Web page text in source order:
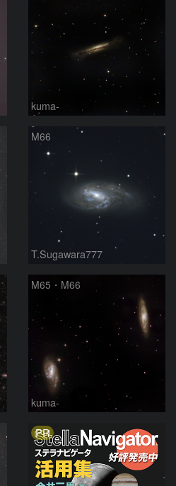
kuma-
M66
T.Sugawara777
M65・M66
kuma-
PR